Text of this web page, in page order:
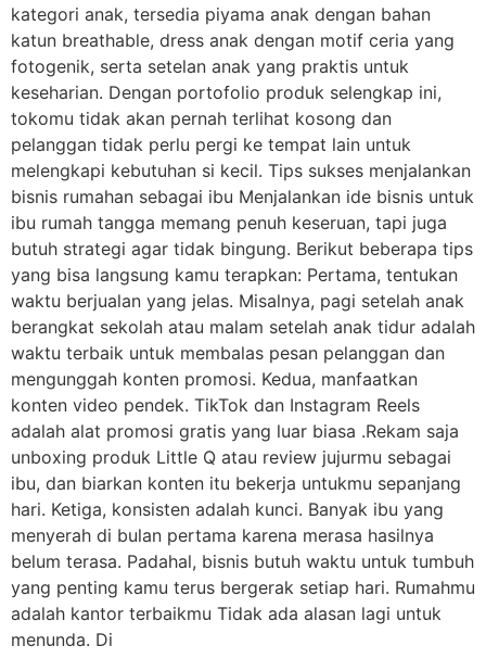
kategori anak, tersedia piyama anak dengan bahan
katun breathable, dress anak dengan motif ceria yang
fotogenik, serta setelan anak yang praktis untuk
keseharian. Dengan portofolio produk selengkap ini,
tokomu tidak akan pernah terlihat kosong dan
pelanggan tidak perlu pergi ke tempat lain untuk
melengkapi kebutuhan si kecil. Tips sukses menjalankan
bisnis rumahan sebagai ibu Menjalankan ide bisnis untuk
ibu rumah tangga memang penuh keseruan, tapi juga
butuh strategi agar tidak bingung. Berikut beberapa tips
yang bisa langsung kamu terapkan: Pertama, tentukan
waktu berjualan yang jelas. Misalnya, pagi setelah anak
berangkat sekolah atau malam setelah anak tidur adalah
waktu terbaik untuk membalas pesan pelanggan dan
mengunggah konten promosi. Kedua, manfaatkan
konten video pendek. TikTok dan Instagram Reels
adalah alat promosi gratis yang luar biasa .Rekam saja
unboxing produk Little Q atau review jujurmu sebagai
ibu, dan biarkan konten itu bekerja untukmu sepanjang
hari. Ketiga, konsisten adalah kunci. Banyak ibu yang
menyerah di bulan pertama karena merasa hasilnya
belum terasa. Padahal, bisnis butuh waktu untuk tumbuh
yang penting kamu terus bergerak setiap hari. Rumahmu
adalah kantor terbaikmu Tidak ada alasan lagi untuk
menunda. Di